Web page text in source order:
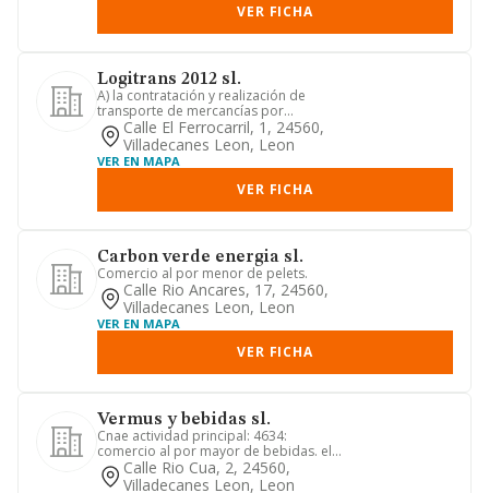
VER FICHA
Logitrans 2012 sl.
A) la contratación y realización de
transporte de mercancías por
carretera, tanto nacional como int...
Calle El Ferrocarril, 1, 24560,
Villadecanes Leon, Leon
VER EN MAPA
VER FICHA
Carbon verde energia sl.
Comercio al por menor de pelets.
Calle Rio Ancares, 17, 24560,
Villadecanes Leon, Leon
VER EN MAPA
VER FICHA
Vermus y bebidas sl.
Cnae actividad principal: 4634:
comercio al por mayor de bebidas. el
comercio al por mayor y/o por ...
Calle Rio Cua, 2, 24560,
Villadecanes Leon, Leon